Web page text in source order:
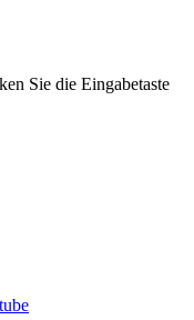
Sie die Eingabetaste